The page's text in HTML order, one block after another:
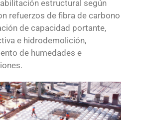
estructural según
refuerzos de fibra de carbono
de capacidad portante,
e hidrodemolición,
de humedades e